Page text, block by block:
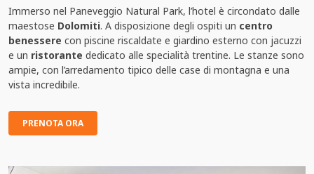
Immerso nel Paneveggio Natural Park, l’hotel è circondato dalle
maestose Dolomiti. A disposizione degli ospiti un centro
benessere con piscine riscaldate e giardino esterno con jacuzzi
e un ristorante dedicato alle specialità trentine. Le stanze sono
ampie, con l’arredamento tipico delle case di montagna e una
vista incredibile.
PRENOTA ORA